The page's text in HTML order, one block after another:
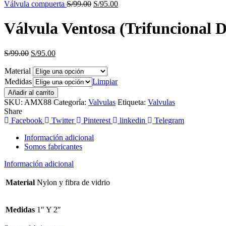
Válvula compuerta S/99.00 El
era:
S/95.00El
actual
es:
S/95.00.
Válvula Ventosa (Trifuncional
S/99.00 El
original
era:
S/99.00.
S/95.00El
actual
es:
S/95.00.
Material
Medidas
Limpiar
Añadir al carrito
SKU: AMX88 Categoría: Valvulas Etiqueta: Valvulas
Share
Facebook
Twitter Pinterest linkedin
Telegram
Información adicional
Somos fabricantes
Información adicional
Material Nylon y fibra de vidrio
Medidas 1″ Y 2″